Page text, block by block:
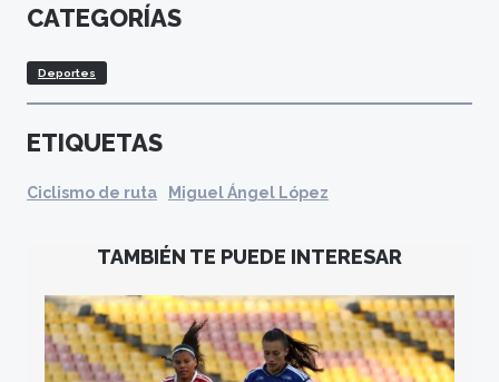
CATEGORÍAS
Deportes
ETIQUETAS
Ciclismo de ruta Miguel Ángel López
TAMBIÉN TE PUEDE INTERESAR